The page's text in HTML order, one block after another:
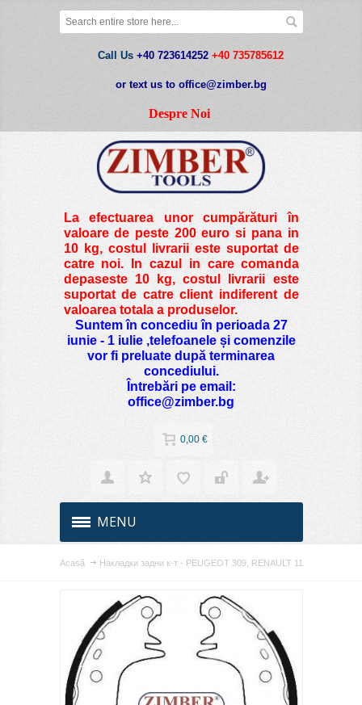
Call Us +40 723614252 +40 735785612
or text us to office@zimber.bg
Despre Noi
La efectuarea unor cumpărături în
valoare de peste200 euro si pana in
10 kg, costul livrarii este suportat de
catre noi. In cazul in care comanda
depaseste 10 kg, costul livrarii este
suportat de catre client indiferent de
valoarea totala a produselor.
Suntem în concediu în perioada 27
iunie - 1 iulie ,telefoanele și comenzile
vor fi preluate după terminarea
concediului.
Întrebări pe email:
office@zimber.bg
0,00 €
MENU
Acasă Накладки задни к-т - PEUGEOT 309, RENAULT 11